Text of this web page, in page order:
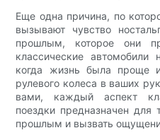
Еще одна причина, по
вызывают чувство
прошлым, которое они
классические
когда жизнь была проще
рулевого колеса в ваших
вами, каждый аспект
поездки предназначен для
прошлым и вызвать